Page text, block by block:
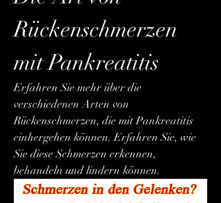
Rückenschmerzen
mit Pankreatitis
Erfahren Sie mehr über die
verschiedenen Arten von
Rückenschmerzen, die mit Pankreatitis
einhergehen können. Erfahren Sie, wie
Sie diese Schmerzen erkennen,
behandeln und lindern können.